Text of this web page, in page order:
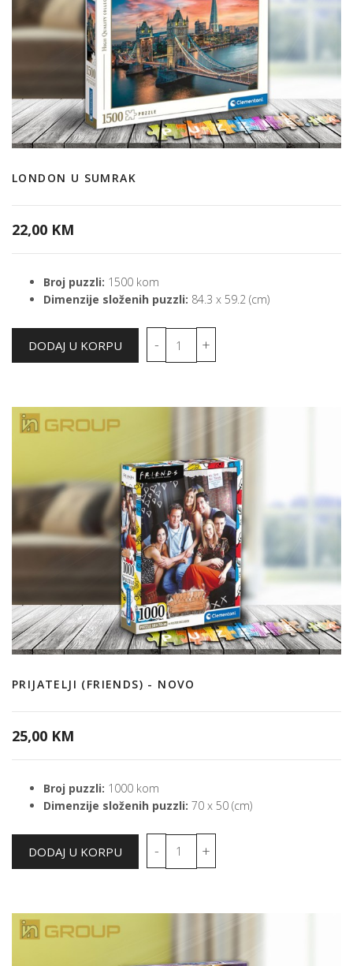
LONDON U SUMRAK
22,00 KM
Broj puzzli: 1500 kom
Dimenzije složenih puzzli: 84.3 x 59.2 (cm)
PRIJATELJI (FRIENDS) - NOVO
25,00 KM
Broj puzzli: 1000 kom
Dimenzije složenih puzzli: 70 x 50 (cm)